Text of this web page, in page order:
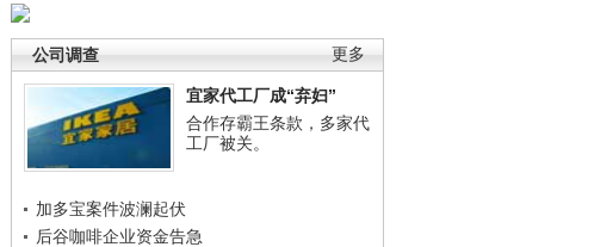
更多
公司调查
宜家代工厂成“弃妇”
合作存霸王条款，多家代
工厂被关。
加多宝案件波澜起伏
后谷咖啡企业资金告急